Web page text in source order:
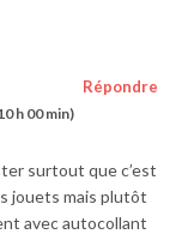
h 00 min)
Répondre
surtout que c’est
jouets mais plutôt
avec autocollant